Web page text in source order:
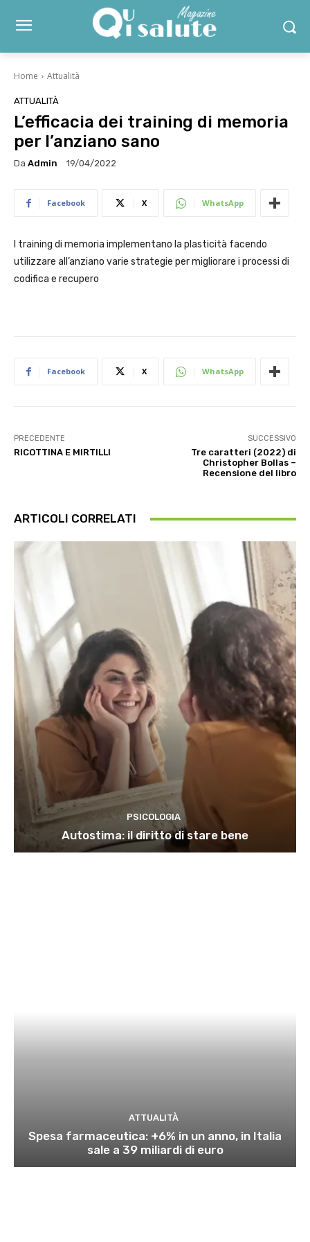
Home Attualità
ATTUALITÀ
L’efficacia dei training di memoria
per l’anziano sano
Da Admin 19/04/2022
Facebook X WhatsApp
I training di memoria implementano la plasticità facendo
utilizzare all’anziano varie strategie per migliorare i processi di
codifica e recupero
Facebook X WhatsApp
PRECEDENTE
RICOTTINA E MIRTILLI
SUCCESSIVO
Tre caratteri (2022) di
Christopher Bollas –
Recensione del libro
ARTICOLI CORRELATI
PSICOLOGIA
Autostima: il diritto di stare bene
ATTUALITÀ
Spesa farmaceutica: +6% in un anno, in Italia
sale a 39 miliardi di euro